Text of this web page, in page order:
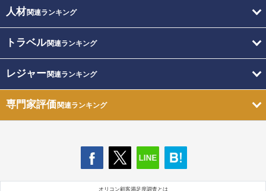
人材関連ランキング
トラベル関連ランキング
レジャー関連ランキング
専門家評価関連ランキング
オリコン顧客満足度調査とは